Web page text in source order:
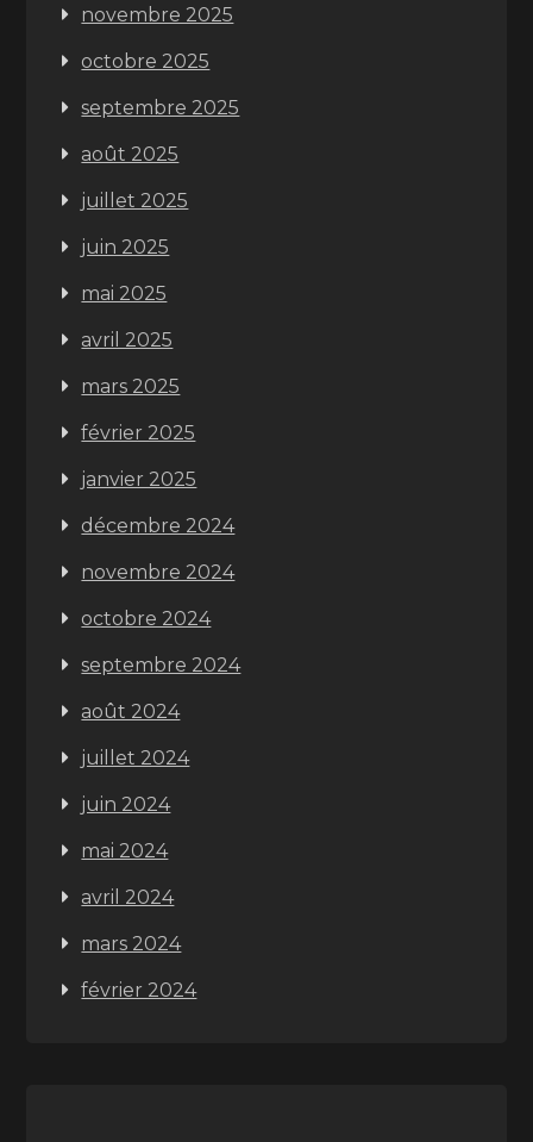
novembre 2025
octobre 2025
septembre 2025
août 2025
juillet 2025
juin 2025
mai 2025
avril 2025
mars 2025
février 2025
janvier 2025
décembre 2024
novembre 2024
octobre 2024
septembre 2024
août 2024
juillet 2024
juin 2024
mai 2024
avril 2024
mars 2024
février 2024